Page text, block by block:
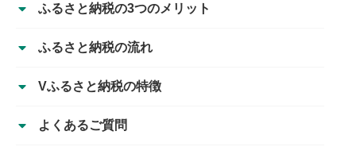
ふるさと納税の3つのメリット
ふるさと納税の流れ
Vふるさと納税の特徴
よくあるご質問